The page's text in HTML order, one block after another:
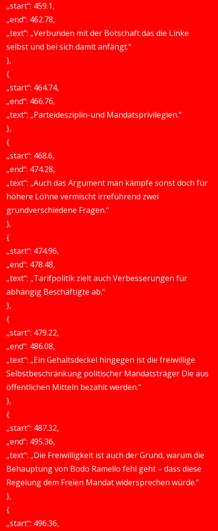
„start“: 459.1,
„end“: 462.78,
„text“: „Verbunden mit der Botschaft das die Linke
selbst und bei sich damit anfängt.“
},
{
„start“: 464.74,
„end“: 466.76,
„text“: „Parteidesziplin-und Mandatsprivilegien.“
},
{
„start“: 468.6,
„end“: 474.28,
„text“: „Auch das Argument man kämpfe sonst doch für
höhere Löhne vermischt irreführend zwei
grundverschiedene Fragen.“
},
{
„start“: 474.96,
„end“: 478.48,
„text“: „Tarifpolitik zielt auch Verbesserungen für
abhängig Beschäftigte ab.“
},
{
„start“: 479.22,
„end“: 486.08,
„text“: „Ein Gehaltsdeckel hingegen ist die freiwillige
Selbstbeschränkung politischer Mandatsträger Die aus
öffentlichen Mitteln bezahlt werden.“
},
{
„start“: 487.32,
„end“: 495.36,
„text“: „Die Freiwilligkeit ist auch der Grund, warum die
Behauptung von Bodo Ramello fehl geht – dass diese
Regelung dem Freien Mandat widersprechen würde.“
},
{
„start“: 496.36,